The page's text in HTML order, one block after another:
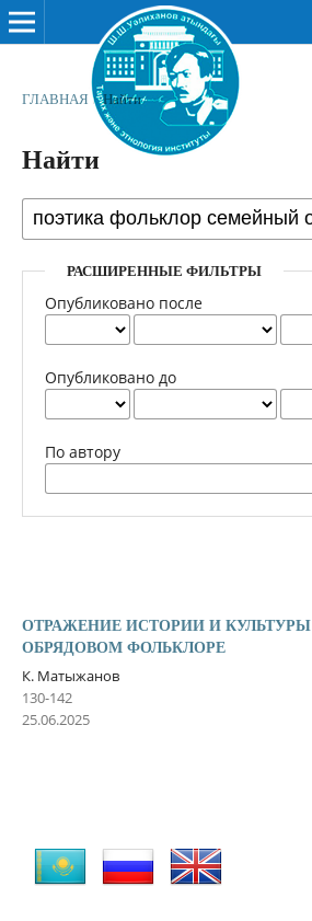
ГЛАВНАЯ / Найти
Найти
РАСШИРЕННЫЕ ФИЛЬТРЫ
Опубликовано после
Опубликовано до
По автору
ОТРАЖЕНИЕ ИСТОРИИ И
ОБРЯДОВОМ ФОЛЬКЛОРЕ
К. Матыжанов
130-142
25.06.2025